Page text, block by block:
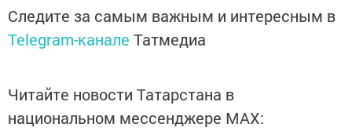
Следите за самым важным и интересным в
Telegram-канале Татмедиа
Читайте новости Татарстана в
национальном мессенджере MАХ: